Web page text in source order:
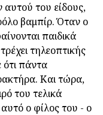
αυτού του είδους,
βαμπίρ. Όταν ο
παιδικά
τηλεοπτικής
πάντα
Και τώρα,
του τελικά
ο φίλος του - ο